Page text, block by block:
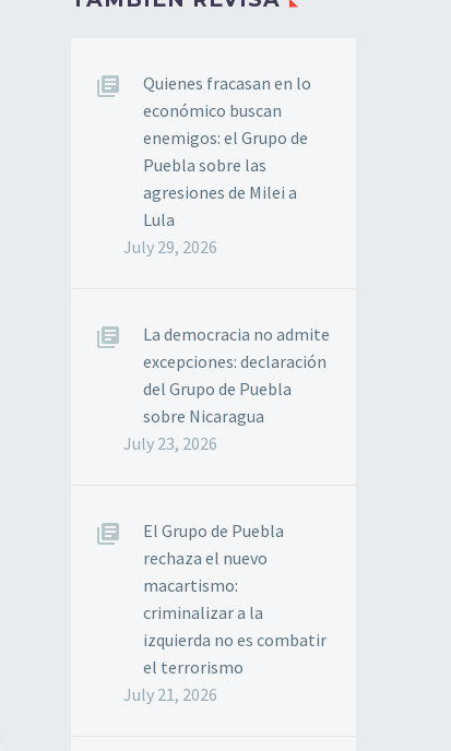
Quienes fracasan en lo
económico buscan
enemigos: el Grupo de
Puebla sobre las
agresiones de Milei a
Lula
July 29, 2026
La democracia no admite
excepciones: declaración
del Grupo de Puebla
sobre Nicaragua
July 23, 2026
El Grupo de Puebla
rechaza el nuevo
macartismo:
criminalizar a la
izquierda no es combatir
el terrorismo
July 21, 2026